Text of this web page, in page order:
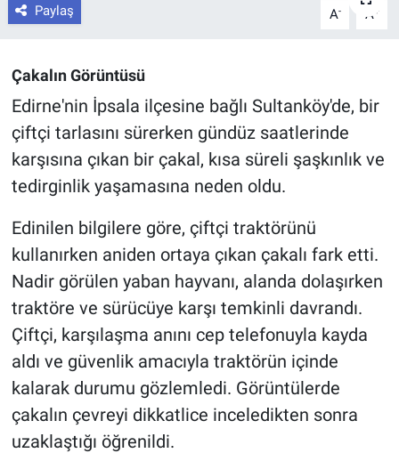
Paylaş A- A +
Çakalın Görüntüsü
Edirne'nin İpsala ilçesine bağlı Sultanköy'de, bir
çiftçi tarlasını sürerken gündüz saatlerinde
karşısına çıkan bir çakal, kısa süreli şaşkınlık ve
tedirginlik yaşamasına neden oldu.
Edinilen bilgilere göre, çiftçi traktörünü
kullanırken aniden ortaya çıkan çakalı fark etti.
Nadir görülen yaban hayvanı, alanda dolaşırken
traktöre ve sürücüye karşı temkinli davrandı.
Çiftçi, karşılaşma anını cep telefonuyla kayda
aldı ve güvenlik amacıyla traktörün içinde
kalarak durumu gözlemledi. Görüntülerde
çakalın çevreyi dikkatlice inceledikten sonra
uzaklaştığı öğrenildi.